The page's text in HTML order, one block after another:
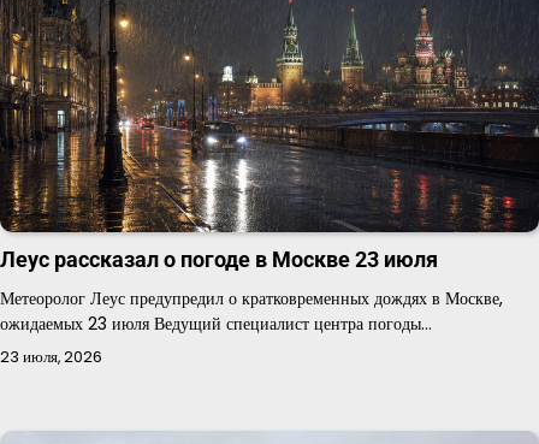
Леус рассказал о погоде в Москве 23 июля
Метеоролог Леус предупредил о кратковременных дождях в Москве,
ожидаемых 23 июля Ведущий специалист центра погоды…
23 июля, 2026